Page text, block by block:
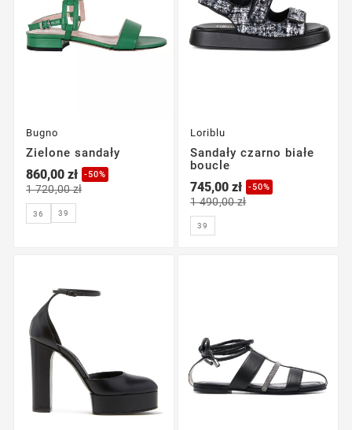
Bugno
Zielone sandały
860,00 zł -50%
1 720,00 zł
36 39
Loriblu
Sandały czarno białe
boucle
745,00 zł -50%
1 490,00 zł
39